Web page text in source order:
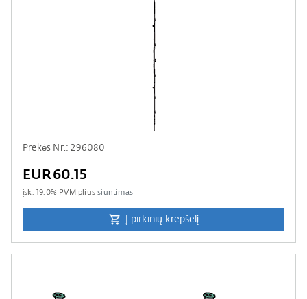
Prekės Nr.: 296080
EUR60.15
įsk. 19.0% PVM pliussiuntimas
Į pirkinių krepšelį